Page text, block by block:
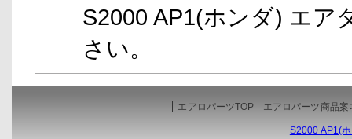
S2000 AP1(ホンダ) エア
さい。
エアロパーツTOP エアロパーツ商品案
S2000 AP1(